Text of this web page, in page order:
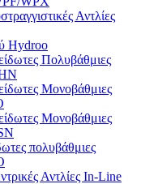
Αντλίες
Ηydroo
Πολυβάθμιες
Μονοβάθμιες
Μονοβάθμιες
πολυβάθμιες
Αντλίες In-Line